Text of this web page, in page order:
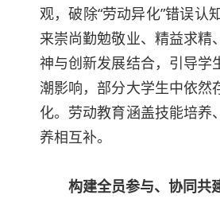
观，破除“劳动异化”错误
来崇尚勤勉敬业、精益求精
神与创新发展结合，引导学
潮影响，部分大学生中依然
化。劳动教育涵盖技能培养
养相互补。
构建全员参与、协同共